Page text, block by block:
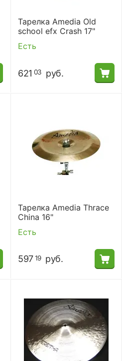
Тарелка Amedia Old
school efx Crash 17"
Есть
621 03 руб.
Тарелка Amedia Thrace
China 16"
Есть
597 19 руб.